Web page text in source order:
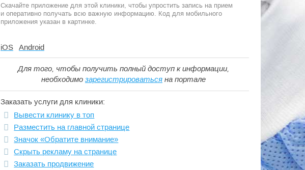
Скачайте приложение для этой клиники, чтобы упростить запись на прием
и оперативно получать всю важную информацию. Код для мобильного
приложения указан в картинке.
iOS Android
Для того, чтобы получить полный доступ к информации,
необходимо зарегистрироваться на портале
Заказать услуги для клиники:
Вывести клинику в топ
Разместить на главной странице
Значок «Обратите внимание»
Скрыть рекламу на странице
Заказать продвижение